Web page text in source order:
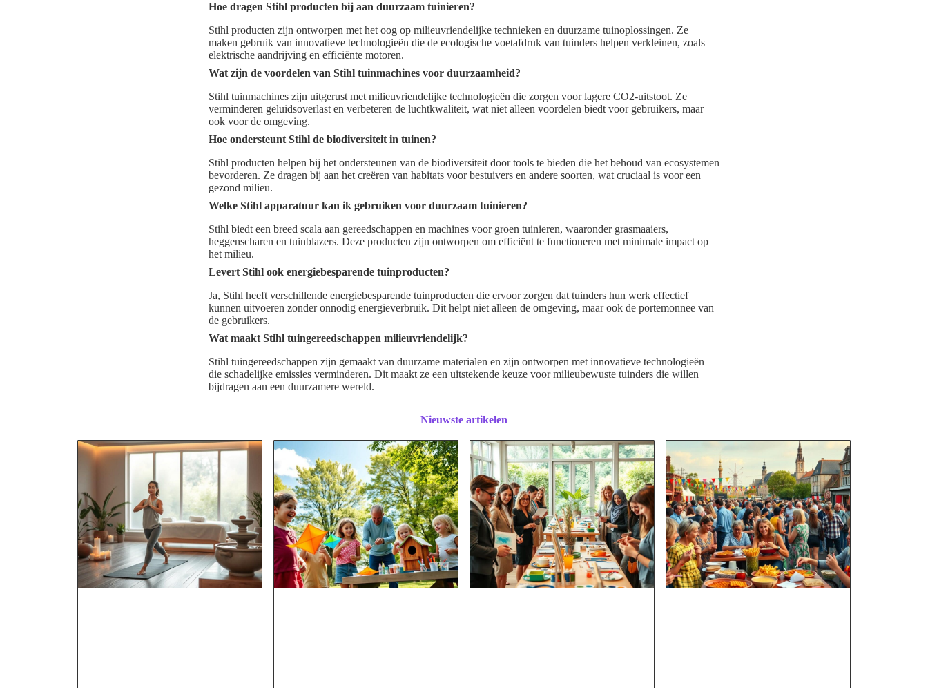
Hoe dragen Stihl producten bij aan duurzaam tuinieren?
Stihl producten zijn ontworpen met het oog op milieuvriendelijke technieken en duurzame tuinoplossingen. Ze
maken gebruik van innovatieve technologieën die de ecologische voetafdruk van tuinders helpen verkleinen, zoals
elektrische aandrijving en efficiënte motoren.
Wat zijn de voordelen van Stihl tuinmachines voor duurzaamheid?
Stihl tuinmachines zijn uitgerust met milieuvriendelijke technologieën die zorgen voor lagere CO2-uitstoot. Ze
verminderen geluidsoverlast en verbeteren de luchtkwaliteit, wat niet alleen voordelen biedt voor gebruikers, maar
ook voor de omgeving.
Hoe ondersteunt Stihl de biodiversiteit in tuinen?
Stihl producten helpen bij het ondersteunen van de biodiversiteit door tools te bieden die het behoud van ecosystemen
bevorderen. Ze dragen bij aan het creëren van habitats voor bestuivers en andere soorten, wat cruciaal is voor een
gezond milieu.
Welke Stihl apparatuur kan ik gebruiken voor duurzaam tuinieren?
Stihl biedt een breed scala aan gereedschappen en machines voor groen tuinieren, waaronder grasmaaiers,
heggenscharen en tuinblazers. Deze producten zijn ontworpen om efficiënt te functioneren met minimale impact op
het milieu.
Levert Stihl ook energiebesparende tuinproducten?
Ja, Stihl heeft verschillende energiebesparende tuinproducten die ervoor zorgen dat tuinders hun werk effectief
kunnen uitvoeren zonder onnodig energieverbruik. Dit helpt niet alleen de omgeving, maar ook de portemonnee van
de gebruikers.
Wat maakt Stihl tuingereedschappen milieuvriendelijk?
Stihl tuingereedschappen zijn gemaakt van duurzame materialen en zijn ontworpen met innovatieve technologieën
die schadelijke emissies verminderen. Dit maakt ze een uitstekende keuze voor milieubewuste tuinders die willen
bijdragen aan een duurzamere wereld.
Nieuwste artikelen